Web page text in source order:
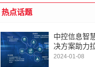
热点话题
中控信息智
决方案助力
促进“双循环”
2024-01-08